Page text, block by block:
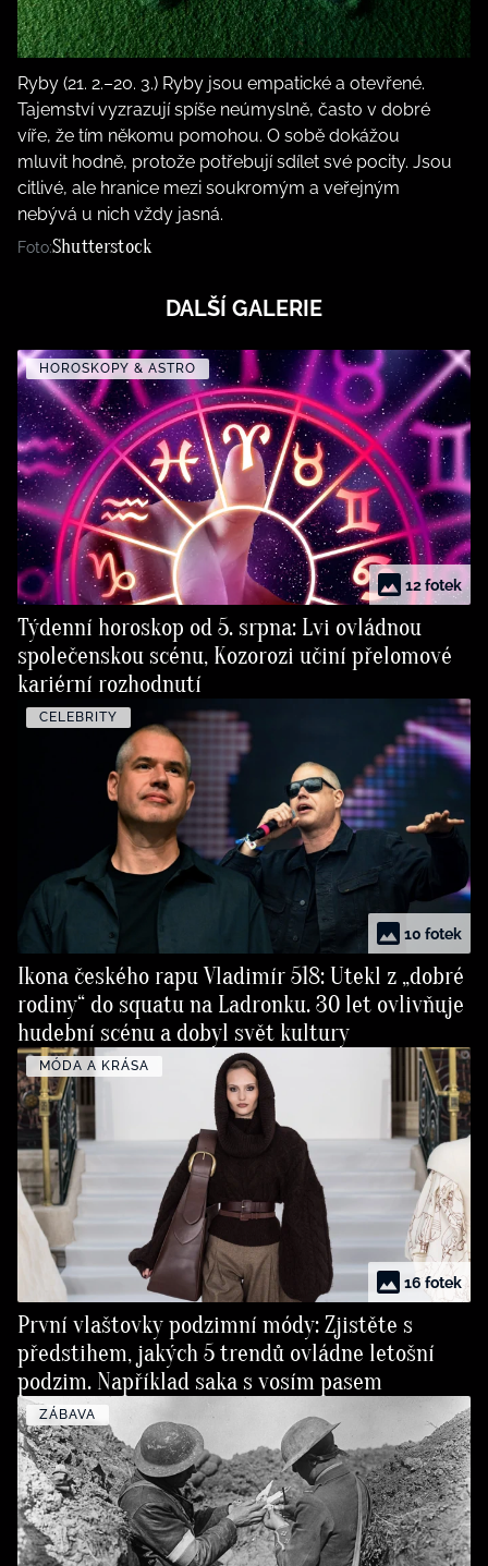
Ryby (21. 2.–20. 3.) Ryby jsou empatické a otevřené.
Tajemství vyzrazují spíše neúmyslně, často v dobré
víře, že tím někomu pomohou. O sobě dokážou
mluvit hodně, protože potřebují sdílet své pocity. Jsou
citlivé, ale hranice mezi soukromým a veřejným
nebývá u nich vždy jasná.
Foto:Shutterstock
DALŠÍ GALERIE
HOROSKOPY & ASTRO
12 fotek
Týdenní horoskop od 5. srpna: Lvi ovládnou
společenskou scénu, Kozorozi učiní přelomové
kariérní rozhodnutí
CELEBRITY
10 fotek
Ikona českého rapu Vladimír 518: Utekl z „dobré
rodiny“ do squatu na Ladronku. 30 let ovlivňuje
hudební scénu a dobyl svět kultury
MÓDA A KRÁSA
16 fotek
První vlaštovky podzimní módy: Zjistěte s
předstihem, jakých 5 trendů ovládne letošní
podzim. Například saka s vosím pasem
ZÁBAVA